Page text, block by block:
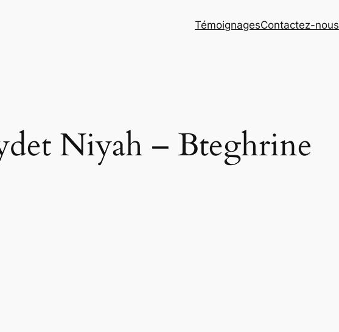
TémoignagesContactez-nous
Niyah – Bteghrine